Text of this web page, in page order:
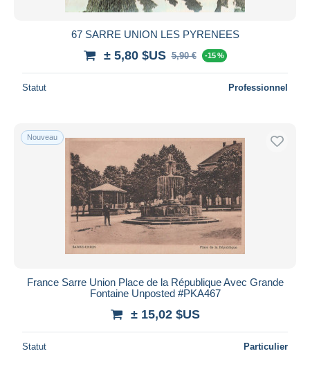
67 SARRE UNION LES PYRENEES
± 5,80 $US 5,90 € -15 %
Statut Professionnel
Nouveau
France Sarre Union Place de la République Avec Grande
Fontaine Unposted #PKA467
± 15,02 $US
Statut Particulier